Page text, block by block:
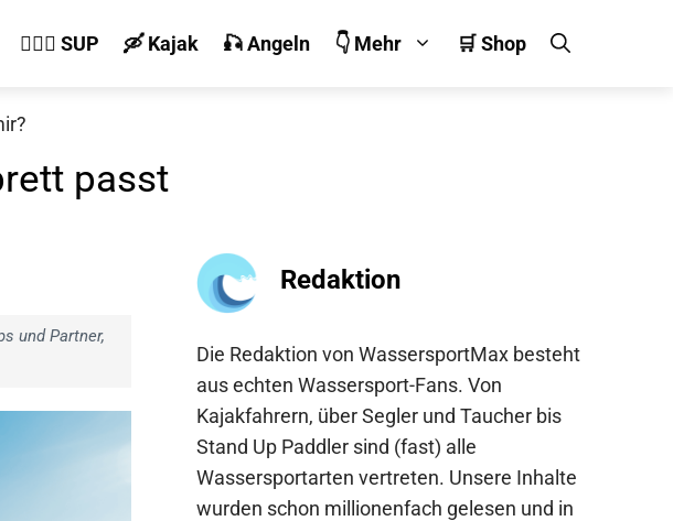
🏄‍♀️🛶 SUP 🛶 Kajak 🎣 Angeln 👇 Mehr 🛒 Shop
passt
und Partner,
Redaktion
Die Redaktion von WassersportMax besteht
aus echten Wassersport-Fans. Von
Kajakfahrern, über Segler und Taucher bis
Stand Up Paddler sind (fast) alle
Wassersportarten vertreten. Unsere Inhalte
wurden schon millionenfach gelesen und in